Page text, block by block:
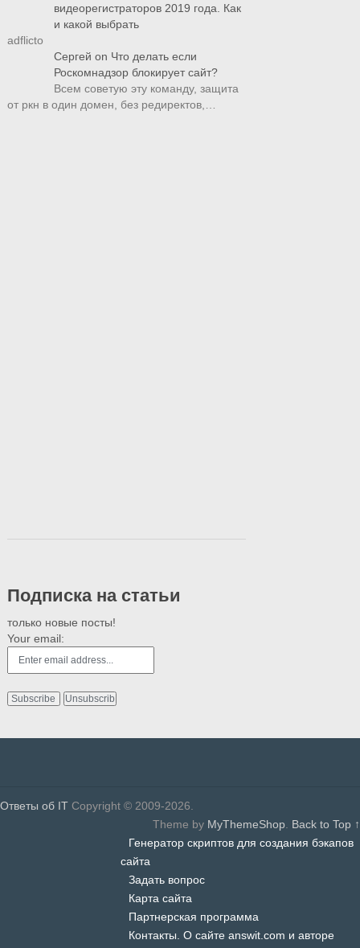
видеорегистраторов 2019 года. Как
и какой выбрать
adflicto
Сергей on Что делать если
Роскомнадзор блокирует сайт?
Всем советую эту команду, защита
от ркн в один домен, без редиректов,…
Подписка на статьи
только новые посты!
Your email:
Ответы об IT Copyright © 2009-2026.
Theme by MyThemeShop Back to Top ↑
Генератор скриптов для создания бэкапов
сайта
Задать вопрос
Карта сайта
Партнерская программа
Контакты. О сайте answit.com и авторе